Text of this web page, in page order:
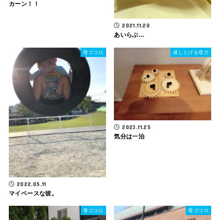
カーン！！
2021.11.20
あいらぶ…
母ゴコロ
2022.05.11
マイペースな彼。
成しとげる母力
2023.11.25
気分は一泊
母ゴコロ 母ゴコロ